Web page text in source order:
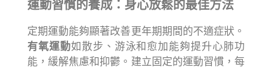
運動習慣的養成：身心放鬆的最佳方法
定期運動能夠顯著改善更年期期間的不適症狀。
有氧運動如散步、游泳和愈加能夠提升心肺功
能，緩解焦慮和抑鬱。建立固定的運動習慣，每